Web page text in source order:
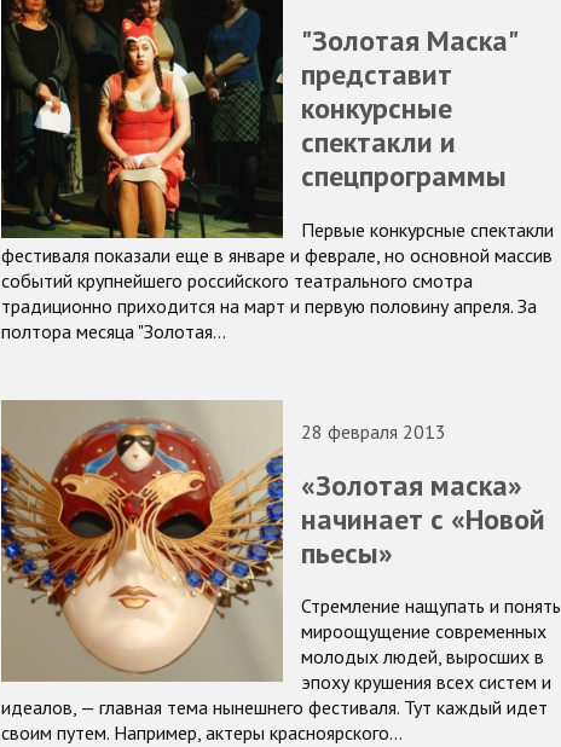
"Золотая Маска"
представит
конкурсные
спектакли и
спецпрограммы
Первые конкурсные спектакли
фестиваля показали еще в январе и феврале, но основной массив
событий крупнейшего российского театрального смотра
традиционно приходится на март и первую половину апреля. За
полтора месяца "Золотая…
28 февраля 2013
«Золотая маска»
начинает с «Новой
пьесы»
Стремление нащупать и понять
мироощущение современных
молодых людей, выросших в
эпоху крушения всех систем и
идеалов, — главная тема нынешнего фестиваля. Тут каждый идет
своим путем. Например, актеры красноярского…